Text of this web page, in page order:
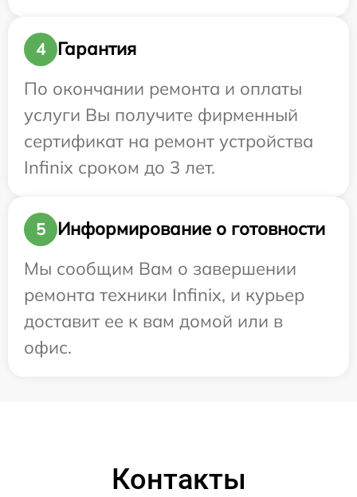
4
Гарантия
По окончании ремонта и оплаты
услуги Вы получите фирменный
сертификат на ремонт устройства
Infinix сроком до 3 лет.
5
Информирование о готовности
Мы сообщим Вам о завершении
ремонта техники Infinix, и курьер
доставит ее к вам домой или в
офис.
Контакты